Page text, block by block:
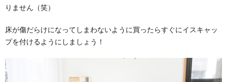
りません（笑）
床が傷だらけになってしまわないように買ったらすぐにイスキャッ
プを付けるようにしましょう！